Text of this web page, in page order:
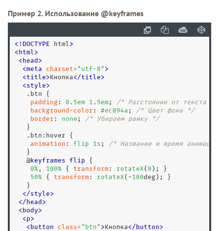
Пример 2. Использование @keyframes
< ! DOCTYPE html >
< html >
< head >
<meta charset= " utf-8 " >
<title>Кнопка</title>
<style>
.btn {
padding : 0 . 5em 1 . 5em;
/* Расстояние от текста
background-color : #ec894a ;
/* Цвет фона */
border : none ;
/* Убираем рамку */
   }
.btn :hover {
animation : flip 1 s ;
/* Название и время
   }
   @
keyframes flip {
0% , 100% { transform : rotateX ( 0 ); }
50% { transform : rotateX (-180deg); }
   }
</style>
</ head >
< body>
<p>
< button class= " btn " >Кнопка</ button>